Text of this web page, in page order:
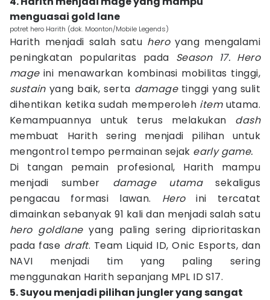
menguasai gold lane
potret hero Harith (dok. Moonton/Mobile Legends)
Harith menjadi salah satu heroyang mengalami
peningkatan popularitas pada Season 17. Hero
mageini menawarkan kombinasi mobilitas tinggi,
sustain yang baik, serta damage tinggi yang sulit
dihentikan ketika sudah memperoleh item utama.
Kemampuannya untuk terus melakukan dash
membuat Harith sering menjadi pilihan untuk
mengontrol tempo permainan sejak early game.
Di tangan pemain profesional, Harith mampu
menjadi sumber damage utamasekaligus
pengacau formasi lawan. Heroini tercatat
dimainkan sebanyak 91 kali dan menjadi salah satu
hero goldlaneyang paling sering diprioritaskan
pada fase draft. Team Liquid ID, Onic Esports, dan
NAVI menjadi tim yang paling sering
menggunakan Harith sepanjang MPL ID S17.
5. Suyou menjadi pilihan jungler yang sangat